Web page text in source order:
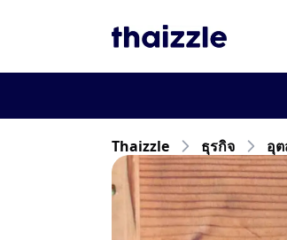
Thaizzle ธุรกิจ อุ